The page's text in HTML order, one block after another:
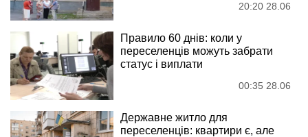
20:20 28.06
Правило 60 днів: коли у
переселенців можуть забрати
статус і виплати
00:35 28.06
Державне житло для
переселенців: квартири є, але